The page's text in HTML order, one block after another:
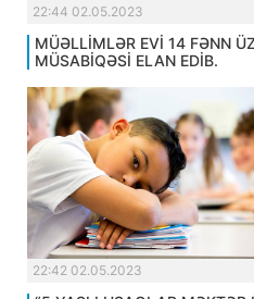
22:44 02.05.2023
MÜƏLLİMLƏR EVİ 14 FƏNN
MÜSABİQƏSİ ELAN EDİB.
22:42 02.05.2023